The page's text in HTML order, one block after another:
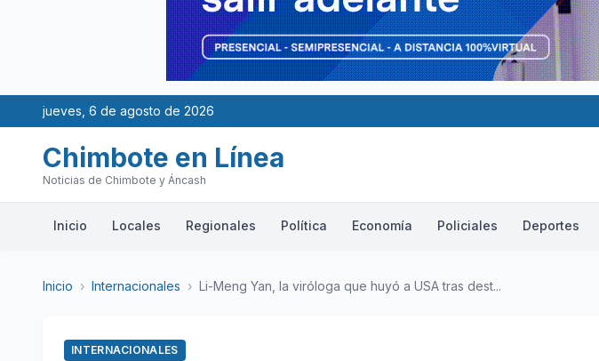
jueves, 6 de agosto de 2026
Chimbote en Línea
Noticias de Chimbote y Áncash
Inicio Locales Regionales Política Economía Policiales Deportes
Inicio › Internacionales › Li-Meng Yan, la viróloga que huyó a USA tras dest...
INTERNACIONALES